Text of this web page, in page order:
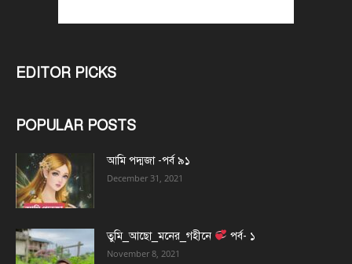
EDITOR PICKS
POPULAR POSTS
আমি পদ্মজা -পর্ব ৯১
December 31, 2021
তুমি_আছো_মনের_গহীনে পর্ব- ১
November 8, 2021